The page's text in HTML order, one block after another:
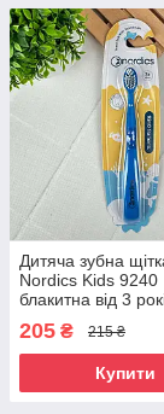
Дитяча зубна
Nordics Kids 9240
блакитна від 3
soft), 1 шт
205 ₴ 215 ₴
Купити